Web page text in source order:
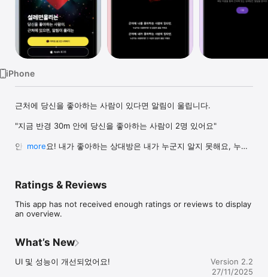
iPhone
근처에 당신을 좋아하는 사람이 있다면 알림이 울립니다.
"지금 반경 30m 안에 당신을 좋아하는 사람이 2명 있어요"
안심하세요! 내가 좋아하는 상대방은 내가 누군지 알지 못해요, 누군
지도요.
알림이 울린 숫자만큼 하트가 누적됩니다.
게, 좋아하면, 울리도록 하고 싶나요? 당신은 누구의 알람을 울리게
하고 싶나요?
좋아하는 사람에게 알람을,
more
Ratings & Reviews
This app has not received enough ratings or reviews to display
an overview.
What’s New
UI 및 성능이 개선되었어요!
Version 2.2
27/11/2025